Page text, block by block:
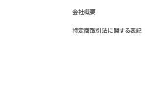
会社概要
特定商取引法に関する表記